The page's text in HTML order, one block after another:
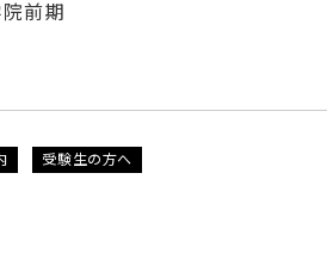
前期
受験生の方へ